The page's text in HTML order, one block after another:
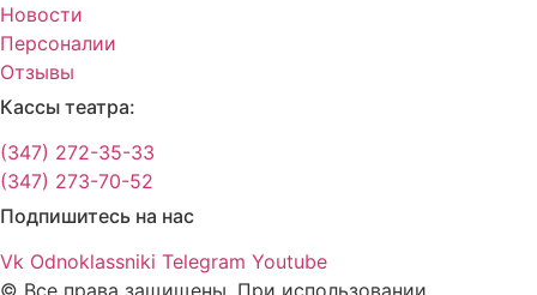
Новости
Персоналии
Отзывы
Кассы театра:
(347) 272-35-33
(347) 273-70-52
Подпишитесь на нас
Vk Odnoklassniki Telegram Youtube
© Все права защищены. При использовании